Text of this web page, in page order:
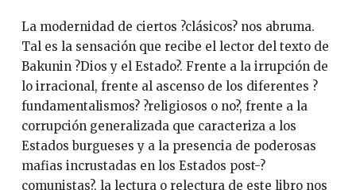
La modernidad de ciertos ?clásicos? nos abruma.
Tal es la sensación que recibe el lector del texto de
Bakunin ?Dios y el Estado?. Frente a la irrupción de
lo irracional, frente al ascenso de los diferentes ?
fundamentalismos? ?religiosos o no?, frente a la
corrupción generalizada que caracteriza a los
Estados burgueses y a la presencia de poderosas
mafias incrustadas en los Estados post-?
comunistas?, la lectura o relectura de este libro nos